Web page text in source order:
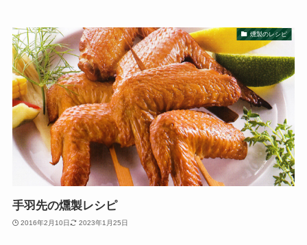
燻製のレシピ
手羽先の燻製レシピ
2016年2月10日 2023年1月25日